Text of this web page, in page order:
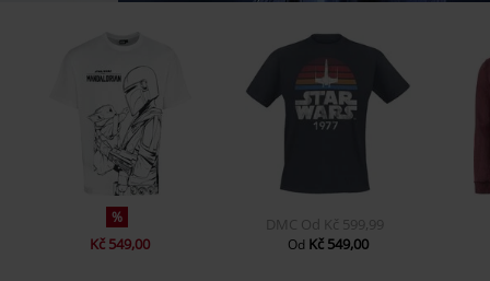
%
Kč 549,00
DMC Od Kč 599,99
Od Kč 549,00